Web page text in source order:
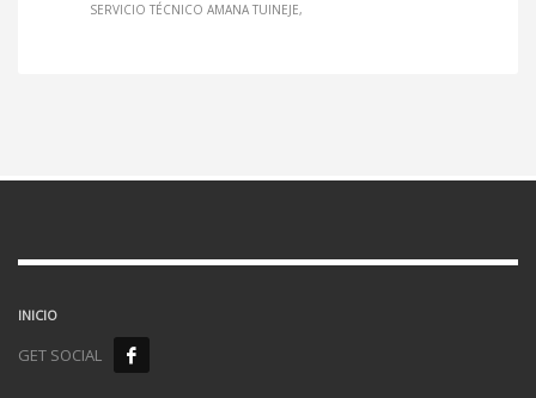
SERVICIO TÉCNICO AMANA TUINEJE
INICIO
GET SOCIAL